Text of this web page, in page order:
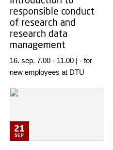
responsible conduct
of research and
research data
management
16. sep. 7.00 - 11.00 | - for
new employees at DTU
21
SEP